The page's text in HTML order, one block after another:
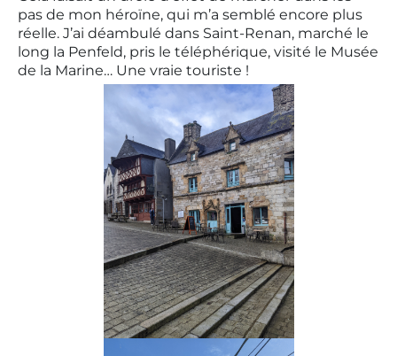
pas de mon héroïne, qui m’a semblé encore plus
réelle. J’ai déambulé dans Saint-Renan, marché le
long la Penfeld, pris le téléphérique, visité le Musée
de la Marine… Une vraie touriste !